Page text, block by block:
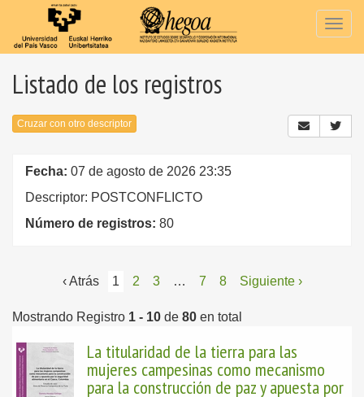
Listado de los registros
Cruzar con otro descriptor
Fecha: 07 de agosto de 2026 23:35
Descriptor: POSTCONFLICTO
Número de registros: 80
‹ Atrás 1 2 3 … 7 8 Siguiente ›
Mostrando Registro 1 - 10 de 80 en total
La titularidad de la tierra para las
mujeres campesinas como mecanismo
para la construcción de paz y apuesta por